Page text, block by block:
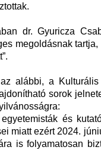
dr. Gyuricza
megoldásnak
az alábbi, a Kulturális
sorok
és
miatt ezért 2024.
is folyamatosan